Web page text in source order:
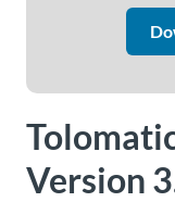
Version
Anwendungen
Tolomatic